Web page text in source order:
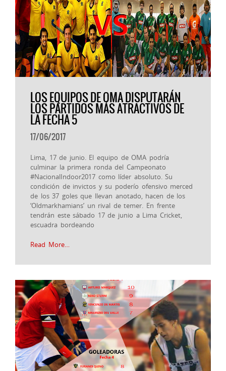
LOS EQUIPOS DE OMA DISPUTARÁN
LOS PARTIDOS MÁS ATRACTIVOS DE
LA FECHA 5
17/06/2017
Lima, 17 de junio. El equipo de OMA podría
culminar la primera ronda del Campeonato
#NacionalIndoor2017 como líder absoluto. Su
condición de invictos y su poderío ofensivo merced
de los 37 goles que llevan anotado, hacen de los
‘Oldmarkhamians’ un rival de temer. En frente
tendrán este sábado 17 de junio a Lima Cricket,
escuadra bordeando
Read More…